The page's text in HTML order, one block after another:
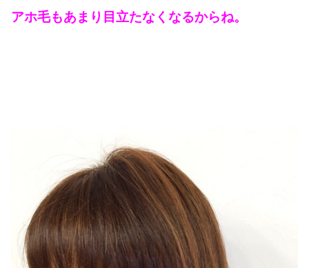
アホ毛もあまり目立たなくなるからね。